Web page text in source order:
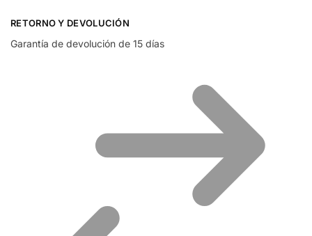
RETORNO Y DEVOLUCIÓN
Garantía de devolución de 15 días